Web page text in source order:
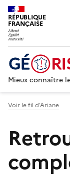
RÉPUBLIQUE
FRANÇAISE
Mieux connaître
Voir le fil d’Ariane